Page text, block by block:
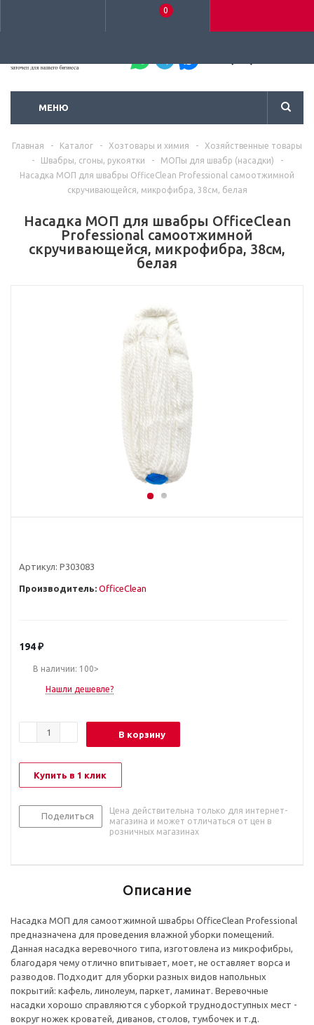
0
МЕНЮ
Главная - Каталог - Хозтовары и химия -
Хозяйственные товары
-
Швабры, сгоны, рукоятки - МОПы для швабр (насадки)
-
Насадка МОП для швабры OfficeClean Professional самоотжимной
скручивающейся, микрофибра, 38см, белая
Насадка МОП для швабры OfficeClean
Professional самоотжимной
скручивающейся, микрофибра, 38см,
белая
Артикул: Р303083
Производитель: OfficeClean
194₽
В наличии: 100>
Нашли дешевле?
В корзину
Купить в 1 клик
Поделиться
Цена действительна только для интернет-
магазина и может отличаться от цен в
розничных магазинах
Описание
Насадка МОП для самоотжимной швабры OfficeClean Professional
предназначена для проведения влажной уборки помещений.
Данная насадка веревочного типа, изготовлена из микрофибры,
благодаря чему отлично впитывает, моет, не оставляет ворса и
разводов. Подходит для уборки разных видов напольных
покрытий: кафель, линолеум, паркет, ламинат. Веревочные
насадки хорошо справляются с уборкой труднодоступных мест -
вокруг ножек кроватей, диванов, столов, тумбочек и т.д.